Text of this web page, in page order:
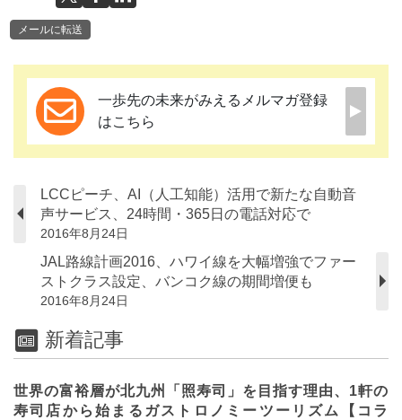
メールに転送
一歩先の未来がみえるメルマガ登録
はこちら
LCCピーチ、AI（人工知能）活用で新たな自動音
声サービス、24時間・365日の電話対応で
2016年8月24日
JAL路線計画2016、ハワイ線を大幅増強でファー
ストクラス設定、バンコク線の期間増便も
2016年8月24日
新着記事
世界の富裕層が北九州「照寿司」を目指す理由、1軒の
寿司店から始まるガストロノミーツーリズム【コラ